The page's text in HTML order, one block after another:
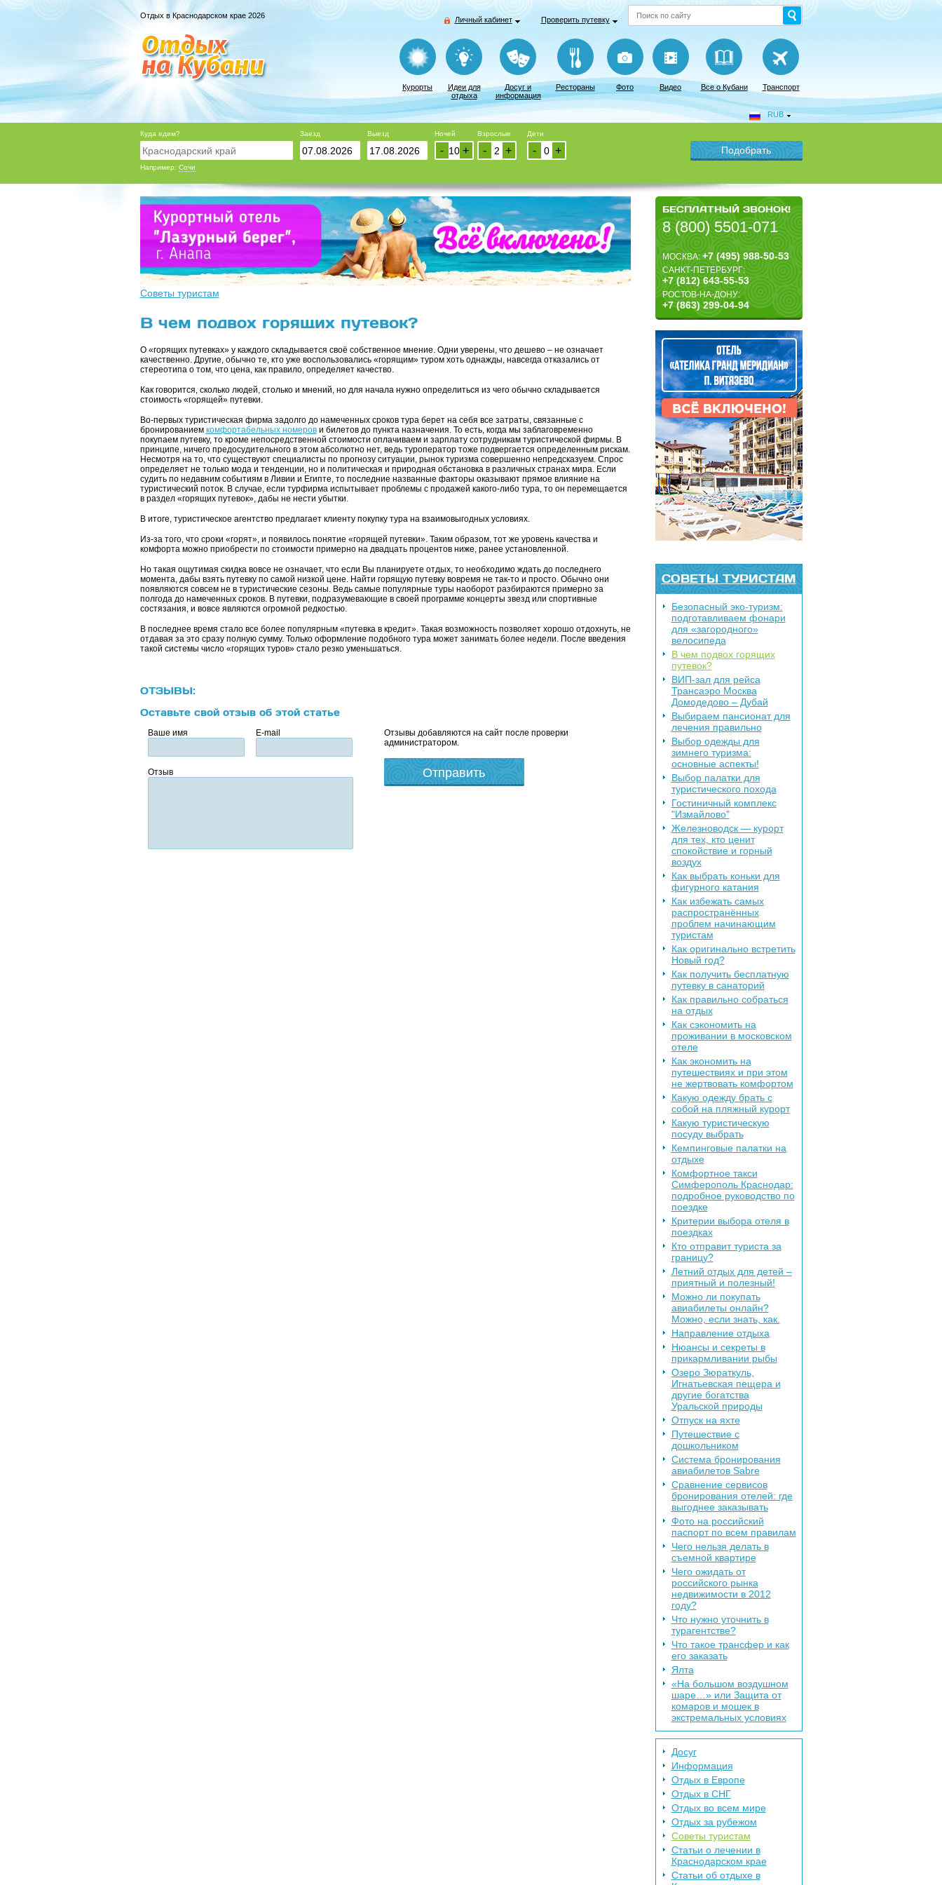
Отдых в Краснодарском крае 2026 Личный кабинет Проверить путевку
Курорты
Идеи для
отдыха
Досуг и
информация
Рестораны Фото Видео Все о Кубани Транспорт
RUB
Куда едем?
Например: Сочи
Заезд Выезд Ночей
+
-
Взрослые
+
-
Дети
+
-
БЕСПЛАТНЫЙ ЗВОНОК!
8 (800) 5501-071
МОСКВА:+7 (495) 988-50-53
САНКТ-ПЕТЕРБУРГ:
+7 (812) 643-55-53
РОСТОВ-НА-ДОНУ:
+7 (863) 299-04-94
СОВЕТЫ ТУРИСТАМ
Безопасный эко-туризм:
подготавливаем фонари
для «загородного»
велосипеда
В чем подвох горящих
путевок?
ВИП-зал для рейса
Трансаэро Москва
Домодедово – Дубай
Выбираем пансионат для
лечения правильно
Выбор одежды для
зимнего туризма:
основные аспекты!
Выбор палатки для
туристического похода
Гостиничный комплекс
"Измайлово"
Железноводск — курорт
для тех, кто ценит
спокойствие и горный
воздух
Как выбрать коньки для
фигурного катания
Как избежать самых
распространённых
проблем начинающим
туристам
Как оригинально встретить
Новый год?
Как получить бесплатную
путевку в санаторий
Как правильно собраться
на отдых
Как сэкономить на
проживании в московском
отеле
Как экономить на
путешествиях и при этом
не жертвовать комфортом
Какую одежду брать с
собой на пляжный курорт
Какую туристическую
посуду выбрать
Кемпинговые палатки на
отдыхе
Комфортное такси
Симферополь Краснодар:
подробное руководство по
поездке
Критерии выбора отеля в
поездках
Кто отправит туриста за
границу?
Летний отдых для детей –
приятный и полезный!
Можно ли покупать
авиабилеты онлайн?
Можно, если знать, как.
Направление отдыха
Нюансы и секреты в
прикармливании рыбы
Озеро Зюраткуль,
Игнатьевская пещера и
другие богатства
Уральской природы
Отпуск на яхте
Путешествие с
дошкольником
Система бронирования
авиабилетов Sabre
Сравнение сервисов
бронирования отелей: где
выгоднее заказывать
Фото на российский
паспорт по всем правилам
Чего нельзя делать в
съемной квартире
Чего ожидать от
российского рынка
недвижимости в 2012
году?
Что нужно уточнить в
турагентстве?
Что такое трансфер и как
его заказать
Ялта
«На большом воздушном
шаре…» или Защита от
комаров и мошек в
экстремальных условиях
Досуг
Информация
Отдых в Европе
Отдых в СНГ
Отдых во всем мире
Отдых за рубежом
Советы туристам
Статьи о лечении в
Краснодарском крае
Статьи об отдыхе в
Советы туристам
В чем подвох горящих путевок?
О «горящих путевках» у каждого складывается своё собственное мнение. Одни уверены, что дешево – не означает
качественно. Другие, обычно те, кто уже воспользовались «горящим» туром хоть однажды, навсегда отказались от
стереотипа о том, что цена, как правило, определяет качество.
Как говорится, сколько людей, столько и мнений, но для начала нужно определиться из чего обычно складывается
стоимость «горящей» путевки.
Во-первых туристическая фирма задолго до намеченных сроков тура берет на себя все затраты, связанные с
бронированием комфортабельных номерови билетов до пункта назначения. То есть, когда мы заблаговременно
покупаем путевку, то кроме непосредственной стоимости оплачиваем и зарплату сотрудникам туристической фирмы. В
принципе, ничего предосудительного в этом абсолютно нет, ведь туроператор тоже подвергается определенным рискам.
Несмотря на то, что существуют специалисты по прогнозу ситуации, рынок туризма совершенно непредсказуем. Спрос
определяет не только мода и тенденции, но и политическая и природная обстановка в различных странах мира. Если
судить по недавним событиям в Ливии и Египте, то последние названные факторы оказывают прямое влияние на
туристический поток. В случае, если турфирма испытывает проблемы с продажей какого-либо тура, то он перемещается
в раздел «горящих путевок», дабы не нести убытки.
В итоге, туристическое агентство предлагает клиенту покупку тура на взаимовыгодных условиях.
Из-за того, что сроки «горят», и появилось понятие «горящей путевки». Таким образом, тот же уровень качества и
комфорта можно приобрести по стоимости примерно на двадцать процентов ниже, ранее установленной.
Но такая ощутимая скидка вовсе не означает, что если Вы планируете отдых, то необходимо ждать до последнего
момента, дабы взять путевку по самой низкой цене. Найти горящую путевку вовремя не так-то и просто. Обычно они
появляются совсем не в туристические сезоны. Ведь самые популярные туры наоборот разбираются примерно за
полгода до намеченных сроков. В путевки, подразумевающие в своей программе концерты звезд или спортивные
состязания, и вовсе являются огромной редкостью.
В последнее время стало все более популярным «путевка в кредит». Такая возможность позволяет хорошо отдохнуть, не
отдавая за это сразу полную сумму. Только оформление подобного тура может занимать более недели. После введения
такой системы число «горящих туров» стало резко уменьшаться.
ОТЗЫВЫ:
Оставьте свой отзыв об этой статье
Ваше имя E-mail
Отзыв
Отзывы добавляются на сайт после проверки
администратором.